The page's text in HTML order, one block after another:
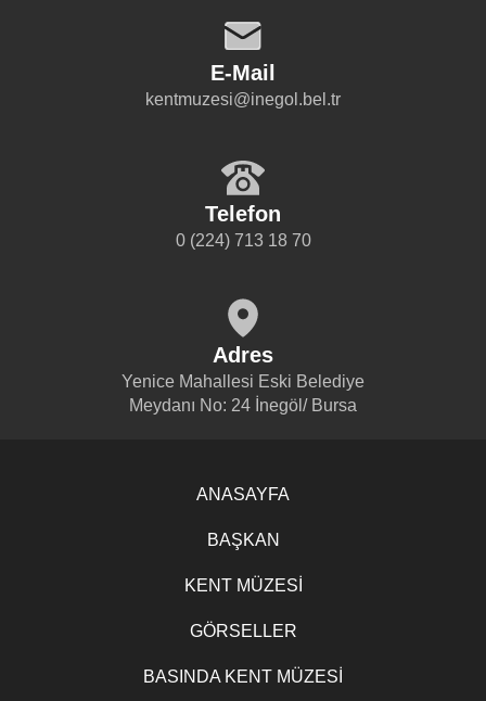
beraberliği pekiştiren bir zaman
sergide net bir şekilde hissedilecek.
E-Mail
kentmuzesi@inegol.bel.tr
Telefon
0 (224) 713 18 70
Adres
Yenice Mahallesi Eski Belediye
Meydanı No: 24 İnegöl/ Bursa
ANASAYFA
BAŞKAN
KENT MÜZESİ
GÖRSELLER
BASINDA KENT MÜZESİ